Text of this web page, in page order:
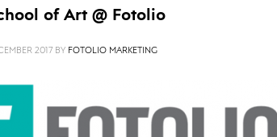
of Art @ Fotolio
2017 BY FOTOLIO MARKETING